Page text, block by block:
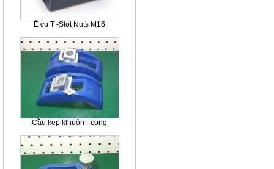
Ê cu T -Slot Nuts M16
Cầu kẹp klhuôn - cong